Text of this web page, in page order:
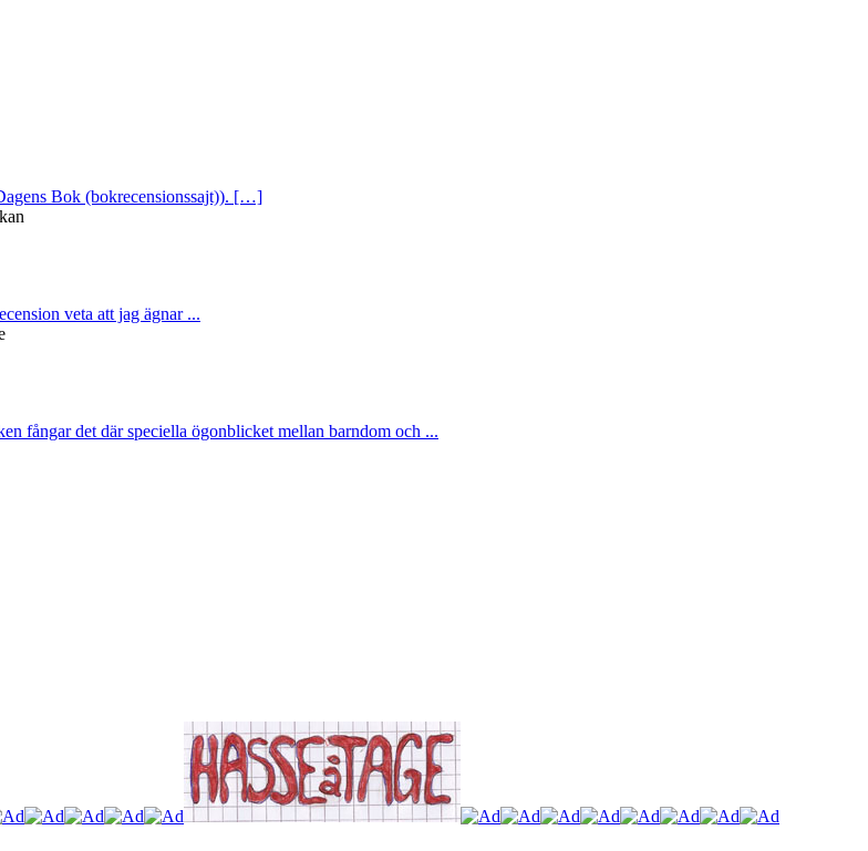
Bok (bokrecensionssajt)). […]
veta att jag ägnar ...
fångar det där speciella ögonblicket mellan barndom och ...